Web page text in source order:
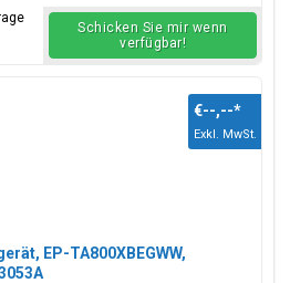
Schicken Sie mir wenn
verfügbar!
EP-TA800XBEGWW,
€--,--*
Exkl. MwSt.